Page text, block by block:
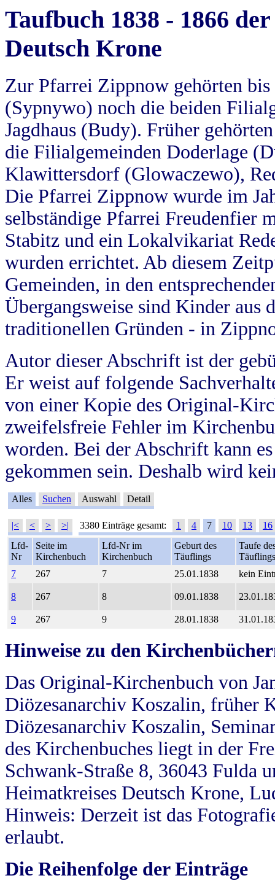
Taufbuch 1838 - 1866
Deutsch Krone
Zur Pfarrei Zippnow gehörten
(Sypnywo) noch die beiden
Jagdhaus (Budy). Früher
die Filialgemeinden Doderlage
Klawittersdorf (Glowaczewo),
Die Pfarrei Zippnow wurde im
selbständige Pfarrei Freudenfier
Stabitz und ein Lokalvikariat
wurden errichtet. Ab diesem
Gemeinden, in den
Übergangsweise sind Kinder aus
traditionellen Gründen - in
Autor dieser Abschrift ist der
Er weist auf folgende
von einer Kopie des Original-
zweifelsfreie Fehler im
worden. Bei der Abschrift kann
gekommen sein. Deshalb wird
Alles Suchen Auswahl Detail
|< < > >| 3380 Einträge gesamt: 1 4 7 10 13
16
Lfd-
Nr
Seite im
Kirchenbuch
Lfd-Nr im
Kirchenbuch
Geburt des
Täuflings
Taufe
Täuflings
7
267 7 25.01.1838 kein
8 267 8 09.01.1838
9 267 9 28.01.1838
Hinweise zu den
Das Original-Kirchenbuch von
Diözesanarchiv Koszalin, früher
Diözesanarchiv Koszalin,
des Kirchenbuches liegt in der
Schwank-Straße 8, 36043 Fulda
Heimatkreises Deutsch Krone,
Hinweis: Derzeit ist das
erlaubt.
Die Reihenfolge der Einträge